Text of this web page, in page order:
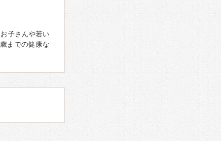
子さんや若い
までの健康な